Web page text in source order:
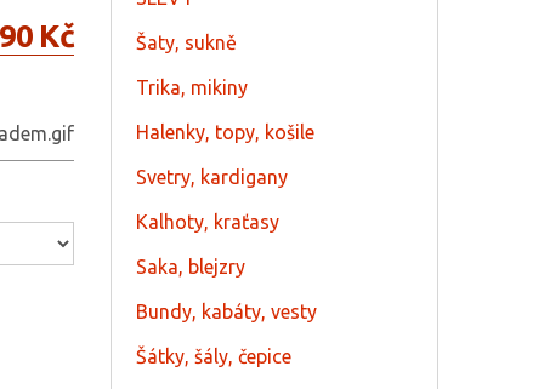
Kč Šaty, sukně
Trika, mikiny
Halenky, topy, košile
Svetry, kardigany
Kalhoty, kraťasy
Saka, blejzry
Bundy, kabáty, vesty
Šátky, šály, čepice